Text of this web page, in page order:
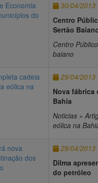
30/04/2013
Centro
Sertão
Centro
baiano
29/04/2013
Nova fábrica
Bahia
Noticias »
eólica na
29/04/2013
Dilma
do petróleo